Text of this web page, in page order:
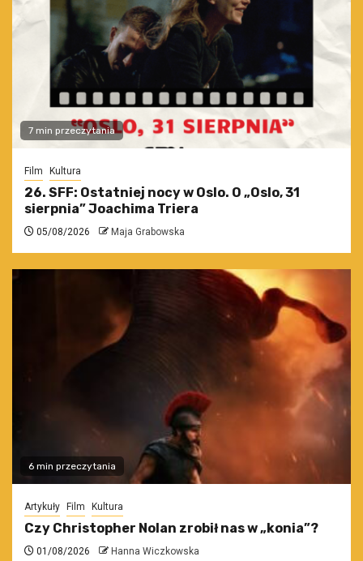
7 min przeczytania
Film Kultura
26. SFF: Ostatniej nocy w Oslo. O „Oslo, 31
sierpnia” Joachima Triera
05/08/2026 Maja Grabowska
6 min przeczytania
Artykuły Film Kultura
Czy Christopher Nolan zrobił nas w „konia”?
01/08/2026 Hanna Wiczkowska